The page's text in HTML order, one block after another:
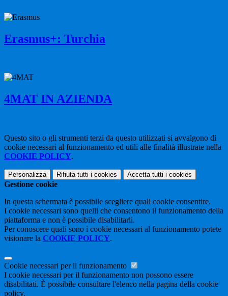
Erasmus+: Turchia
4MAT IN AZIENDA
Questo sito o gli strumenti terzi da questo utilizzati si avvalgono di
cookie necessari al funzionamento ed utili alle finalità illustrate nella
COOKIE POLICY.
Personalizza Rifiuta tutti i cookies Accetta tutti i cookies
Gestione cookie
In questa schermata è possibile scegliere quali cookie consentire.
I cookie necessari sono quelli che consentono il funzionamento della
piattaforma e non è possibile disabilitarli.
Per conoscere quali sono i cookie necessari al funzionamento potete
visionare la COOKIE POLICY.
Cookie necessari per il funzionamento
I cookie necessari per il funzionamento non possono essere
disabilitati. È possibile consultare l'elenco nella pagina della cookie
policy.